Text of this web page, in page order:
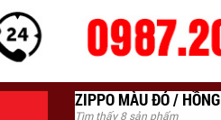
ZIPPO MÀU ĐỎ / HỒNG
Tìm thấy 8 sản phẩm